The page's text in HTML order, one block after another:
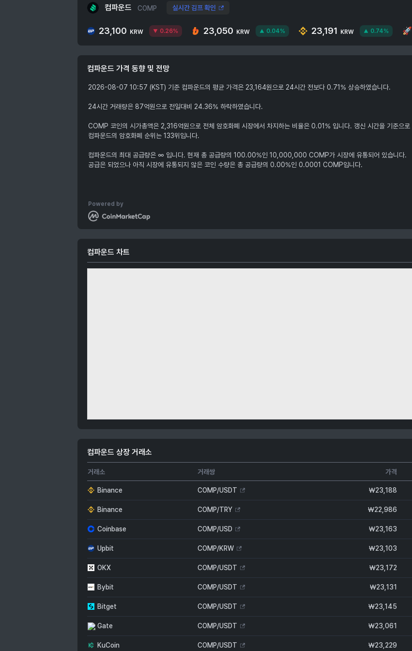
컴파운드 COMP 실시간 김프 확인
23,100 KRW 0.26% 23,050 KRW 0.04% 23,191 KRW 0.74% 🚀
컴파운드 가격 동향 및 전망
2026-08-07 10:57 (KST) 기준 컴파운드의 평균 가격은 23,164원으로 24시간 전보다 0.71% 상승하였습니다.
24시간 거래량은 87억원으로 전일대비 24.36% 하락하였습니다.
COMP 코인의 시가총액은 2,316억원으로 전체 암호화폐 시장에서 차지하는 비율은 0.01% 입니다. 갱신 시간을 기준으로
컴파운드의 암호화폐 순위는 133위입니다.
컴파운드의 최대 공급량은 ∞ 입니다. 현재 총 공급량의 100.00%인 10,000,000 COMP가 시장에 유통되어 있습니다.
공급은 되었으나 아직 시장에 유통되지 않은 코인 수량은 총 공급량의 0.00%인 0.0001 COMP입니다.
Powered by
컴파운드 차트
컴파운드 상장 거래소
거래소 거래쌍 가격
Binance COMP/USDT ₩23,188
Binance COMP/TRY ₩22,986
Coinbase COMP/USD ₩23,163
Upbit COMP/KRW ₩23,103
OKX COMP/USDT ₩23,172
Bybit COMP/USDT ₩23,131
Bitget COMP/USDT ₩23,145
Gate COMP/USDT ₩23,061
KuCoin COMP/USDT ₩23,229